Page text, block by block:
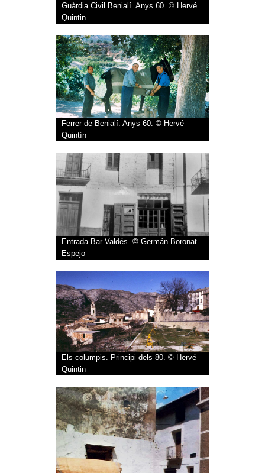
Guàrdia Civil Benialí. Anys 60. © Hervé
Quintin
Ferrer de Benialí. Anys 60. © Hervé
Quintín
Entrada Bar Valdés. © Germán Boronat
Espejo
Els columpis. Principi dels 80. © Hervé
Quintin